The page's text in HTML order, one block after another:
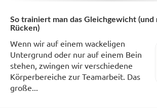
So trainiert man das Gleichgewicht (und
Rücken)
Wenn wir auf einem wackeligen
Untergrund oder nur auf einem Bein
stehen, zwingen wir verschiedene
Körperbereiche zur Teamarbeit. Das
große...